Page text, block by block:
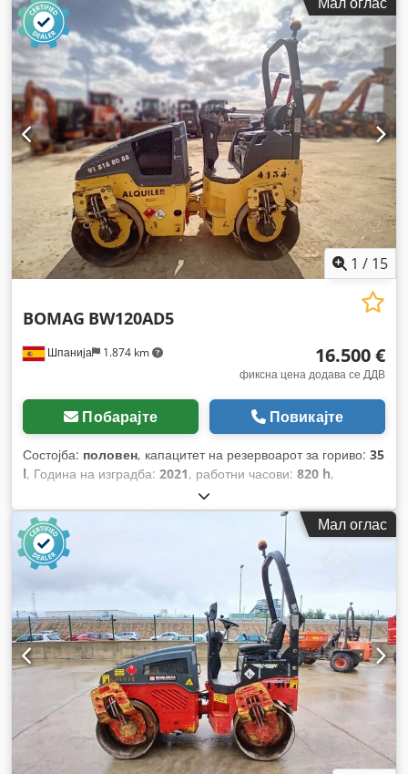
1 / 15
Шпанија 1.874 km
BOMAG BW120AD5
16.500 €
фиксна цена додава се ДДВ
Побарајте Повикајте
Состојба: половен, капацитет на резервоарот за гориво: 35
l, Година на изградба: 2021, работни часови: 820 h,
Мал оглас